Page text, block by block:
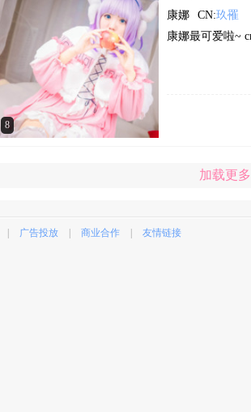
8
康娜 CN:玖罹
康娜最可爱啦~
加载更
广告投放 商业合作 友情链接